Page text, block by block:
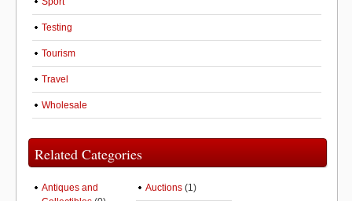
Testing
Tourism
Travel
Wholesale
Related Categories
Antiques and
Auctions (1)